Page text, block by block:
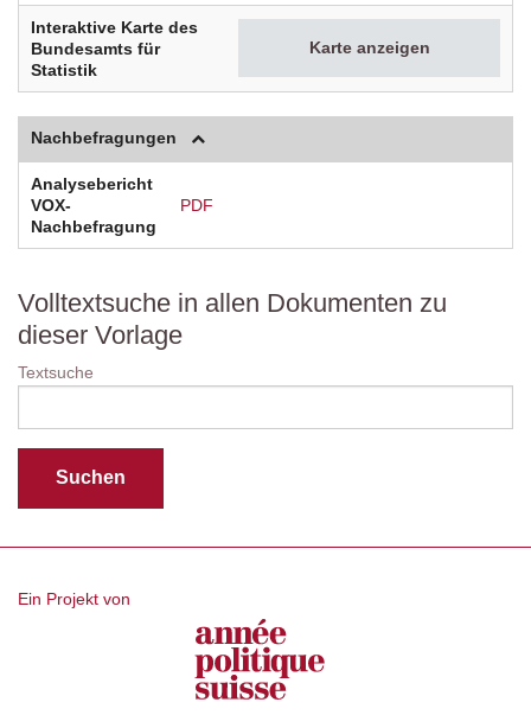
Interaktive Karte des
Bundesamts für
Statistik
Karte anzeigen
Nachbefragungen
Analysebericht
VOX-
Nachbefragung
PDF
Volltextsuche in allen Dokumenten zu
dieser Vorlage
Textsuche
Ein Projekt von